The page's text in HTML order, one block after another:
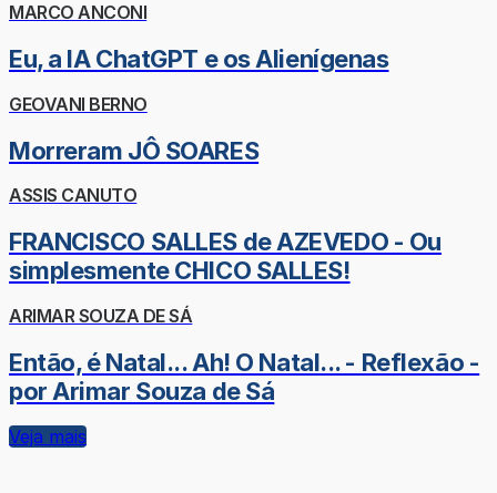
MARCO ANCONI
Eu, a IA ChatGPT e os Alienígenas
GEOVANI BERNO
Morreram JÔ SOARES
ASSIS CANUTO
FRANCISCO SALLES de AZEVEDO - Ou
simplesmente CHICO SALLES!
ARIMAR SOUZA DE SÁ
Então, é Natal... Ah! O Natal... - Reflexão -
por Arimar Souza de Sá
Veja mais